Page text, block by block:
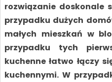
rozwiązanie doskonale
przypadku dużych
małych mieszkań w
przypadku tych
kuchenne łatwo łączy
kuchennymi. W